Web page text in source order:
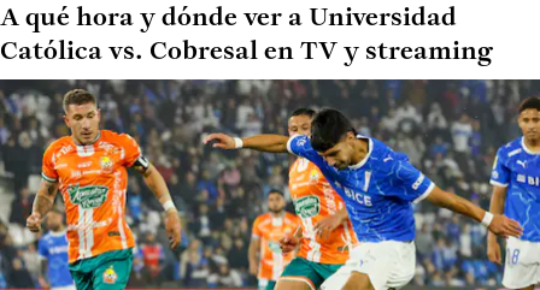
A qué hora y dónde ver a Universidad
Católica vs. Cobresal en TV y streaming